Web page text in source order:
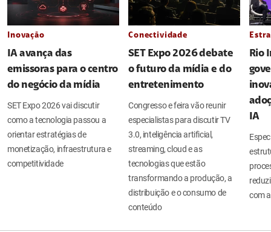
Inovação
IA avança das
emissoras para o centro
do negócio da mídia
SET Expo 2026 vai discutir
como a tecnologia passou a
orientar estratégias de
monetização, infraestrutura e
competitividade
Conectividade
SET Expo 2026 debate
o futuro da mídia e do
entretenimento
Congresso e feira vão reunir
especialistas para discutir TV
3.0, inteligência artificial,
streaming, cloud e as
tecnologias que estão
transformando a produção, a
distribuição e o consumo de
conteúdo
Rio
IA
com